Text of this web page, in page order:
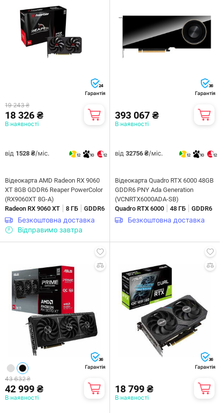
24
Гарантія
19 243 ₴
18 326 ₴
В наявності
від 1528 ₴/міс. 12 10 12
Відеокарта AMD Radeon RX 9060
XT 8GB GDDR6 Reaper PowerColor
(RX9060XT 8G-A)
Radeon RX 9060 XT
8 ГБ GDDR6
Безкоштовна доставка
Відправимо завтра
36
Гарантія
393 067 ₴
В наявності
від 32756 ₴/міс. 12 10 12
Відеокарта Quadro RTX 6000 48GB
GDDR6 PNY Ada Generation
(VCNRTX6000ADA-SB)
Quadro RTX 6000
48 ГБ GDDR6
Безкоштовна доставка
36
Гарантія
43 632 ₴
42 999 ₴
В наявності
36
Гарантія
18 799 ₴
В наявності